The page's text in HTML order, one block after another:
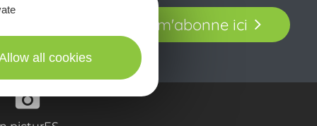
vous
Je m'abonne ici
all cookies